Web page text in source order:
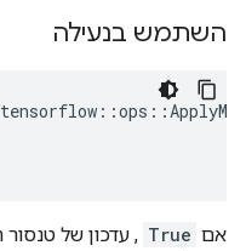
השתמש בנעילה
אם True